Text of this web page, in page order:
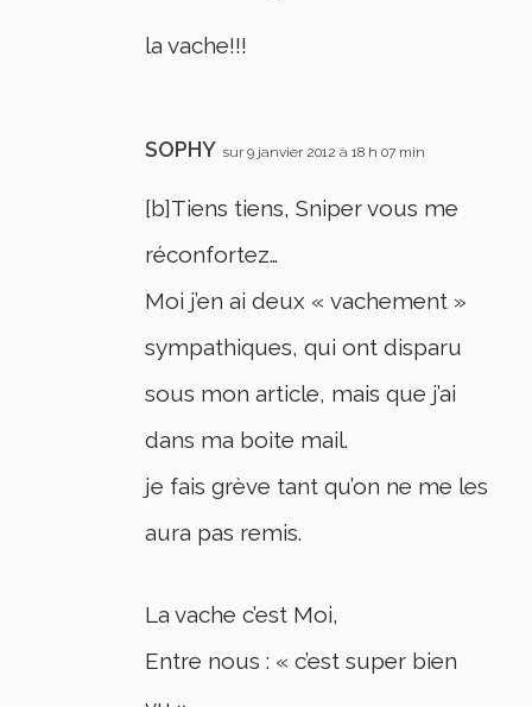
la vache!!!
SOPHY sur 9 janvier 2012 à 18 h 07 min
[b]Tiens tiens, Sniper vous me
réconfortez…
Moi j’en ai deux « vachement »
sympathiques, qui ont disparu
sous mon article, mais que j’ai
dans ma boite mail.
je fais grève tant qu’on ne me les
aura pas remis.
La vache c’est Moi,
Entre nous : « c’est super bien